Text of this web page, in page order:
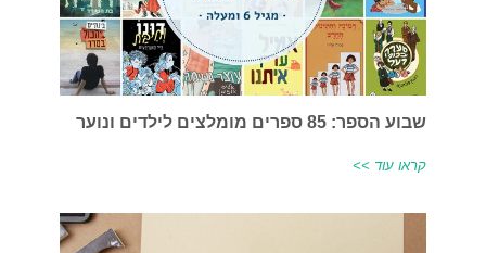
שבוע הספר: 85 ספרים מומלצים לילדים ונוער
קראו עוד >>